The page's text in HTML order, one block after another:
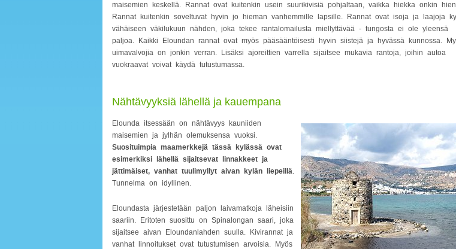
maisemien keskellä. Rannat ovat kuitenkin usein suurikivisiä pohjaltaan, vaikka hiekka onkin
Rannat kuitenkin soveltuvat hyvin jo hieman vanhemmille lapsille. Rannat ovat isoja ja laajoja
vähäiseen väkilukuun nähden, joka tekee rantalomailusta miellyttävää - tungosta ei ole yleensä
paljoa. Kaikki Eloundan rannat ovat myös pääsääntöisesti hyvin siistejä ja hyvässä kunnossa.
uimavalvojia on jonkin verran. Lisäksi ajoreittien varrella sijaitsee mukavia rantoja, joihin autoa
vuokraavat voivat käydä tutustumassa.
Nähtävyyksiä lähellä ja kauempana
Elounda itsessään on nähtävyys kauniiden
maisemien ja jylhän olemuksensa vuoksi.
Suosituimpia maamerkkejä tässä kylässä ovat
esimerkiksi lähellä sijaitsevat linnakkeet ja
jättimäiset, vanhat tuulimyllyt aivan kylän liepeillä.
Tunnelma on idyllinen.
Eloundasta järjestetään paljon laivamatkoja läheisiin
saariin. Eritoten suosittu on Spinalongan saari, joka
sijaitsee aivan Eloundanlahden suulla. Kivirannat ja
vanhat linnoitukset ovat tutustumisen arvoisia. Myös